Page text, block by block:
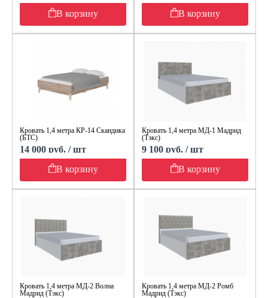
В корзину
В корзину
Кровать 1,4 метра КР-14 Скандика
(БТС)
14 000 руб. / шт
В корзину
Кровать 1,4 метра МД-1 Мадрид
(Тэкс)
9 100 руб. / шт
В корзину
Кровать 1,4 метра МД-2 Волна
Мадрид (Тэкс)
Кровать 1,4 метра МД-2 Ромб
Мадрид (Тэкс)